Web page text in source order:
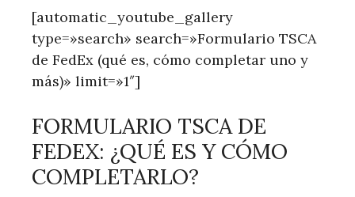
[automatic_youtube_gallery
type=»search» search=»Formulario TSCA
de FedEx (qué es, cómo completar uno y
más)» limit=»1″]
FORMULARIO TSCA DE
FEDEX: ¿QUÉ ES ⁣Y ‍CÓMO
COMPLETARLO?